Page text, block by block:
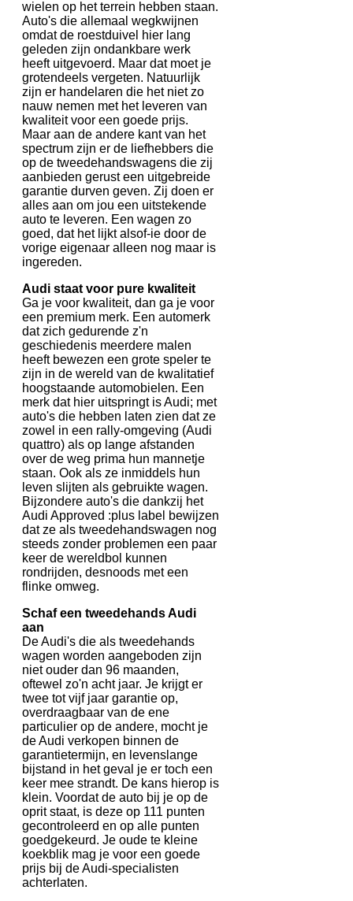
wielen op het terrein hebben staan.
Auto's die allemaal wegkwijnen
omdat de roestduivel hier lang
geleden zijn ondankbare werk
heeft uitgevoerd. Maar dat moet je
grotendeels vergeten. Natuurlijk
zijn er handelaren die het niet zo
nauw nemen met het leveren van
kwaliteit voor een goede prijs.
Maar aan de andere kant van het
spectrum zijn er de liefhebbers die
op de tweedehandswagens die zij
aanbieden gerust een uitgebreide
garantie durven geven. Zij doen er
alles aan om jou een uitstekende
auto te leveren. Een wagen zo
goed, dat het lijkt alsof-ie door de
vorige eigenaar alleen nog maar is
ingereden.
Audi staat voor pure kwaliteit
Ga je voor kwaliteit, dan ga je voor
een premium merk. Een automerk
dat zich gedurende z'n
geschiedenis meerdere malen
heeft bewezen een grote speler te
zijn in de wereld van de kwalitatief
hoogstaande automobielen. Een
merk dat hier uitspringt is Audi; met
auto's die hebben laten zien dat ze
zowel in een rally-omgeving (Audi
quattro) als op lange afstanden
over de weg prima hun mannetje
staan. Ook als ze inmiddels hun
leven slijten als gebruikte wagen.
Bijzondere auto's die dankzij het
Audi Approved :plus label bewijzen
dat ze als tweedehandswagen nog
steeds zonder problemen een paar
keer de wereldbol kunnen
rondrijden, desnoods met een
flinke omweg.
Schaf een tweedehands Audi
aan
De Audi's die als tweedehands
wagen worden aangeboden zijn
niet ouder dan 96 maanden,
oftewel zo'n acht jaar. Je krijgt er
twee tot vijf jaar garantie op,
overdraagbaar van de ene
particulier op de andere, mocht je
de Audi verkopen binnen de
garantietermijn, en levenslange
bijstand in het geval je er toch een
keer mee strandt. De kans hierop is
klein. Voordat de auto bij je op de
oprit staat, is deze op 111 punten
gecontroleerd en op alle punten
goedgekeurd. Je oude te kleine
koekblik mag je voor een goede
prijs bij de Audi-specialisten
achterlaten.